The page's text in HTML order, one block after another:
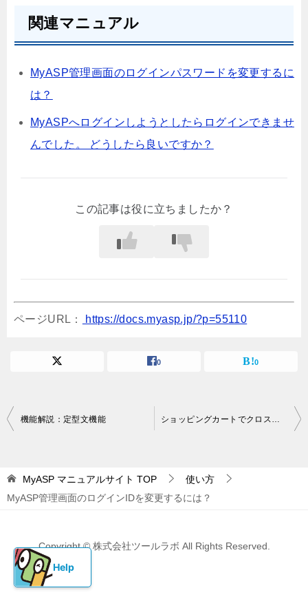
関連マニュアル
MyASP管理画面のログインパスワードを変更するに
は？
MyASPへログインしようとしたらログインできませ
んでした。 どうしたら良いですか？
この記事は役に立ちましたか？
ページURL： https://docs.myasp.jp/?p=55110
0 0
投
ビ
ゲ
シ
ョ
ン
機能解説：定型文機能 ショッピングカートでクロスセル商品の設定はできますか？
MyASP マニュアルサイト TOP
使い方
MyASP管理画面のログインIDを変更するには？
Copyright © 株式会社ツールラボ All Rights Reserved.